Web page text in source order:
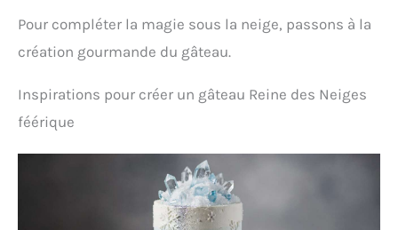
Pour compléter la magie sous la neige, passons à la
création gourmande du gâteau.
Inspirations pour créer un gâteau Reine des Neiges
féérique